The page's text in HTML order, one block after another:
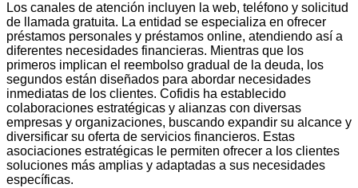
Los canales de atención incluyen la web, teléfono y solicitud
de llamada gratuita. La entidad se especializa en ofrecer
préstamos personales y préstamos online, atendiendo así a
diferentes necesidades financieras. Mientras que los
primeros implican el reembolso gradual de la deuda, los
segundos están diseñados para abordar necesidades
inmediatas de los clientes. Cofidis ha establecido
colaboraciones estratégicas y alianzas con diversas
empresas y organizaciones, buscando expandir su alcance y
diversificar su oferta de servicios financieros. Estas
asociaciones estratégicas le permiten ofrecer a los clientes
soluciones más amplias y adaptadas a sus necesidades
específicas.